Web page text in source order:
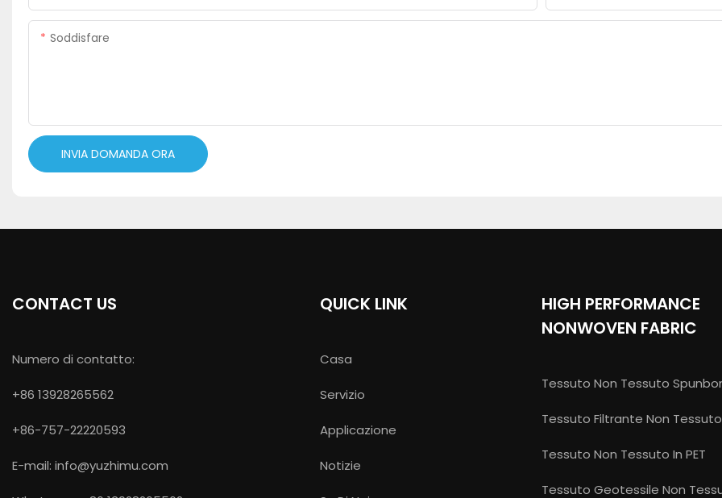
Soddisfare
INVIA DOMANDA ORA
CONTACT US
Numero di contatto:
+86 13928265562
+86-757-22220593
E-mail: info@yuzhimu.com
QUICK LINK
Casa
Servizio
Applicazione
Notizie
HIGH PERFORMANCE
NONWOVEN FABRIC
Tessuto Non Tessuto
Tessuto Filtrante Non Tessuto
Tessuto Non Tessuto In PET
Tessuto Geotessile Non